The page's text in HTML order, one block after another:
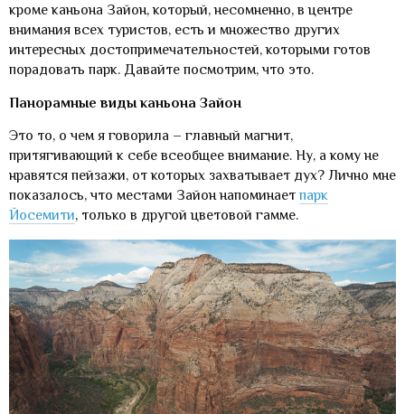
кроме каньона Зайон, который, несомненно, в центре
внимания всех туристов, есть и множество других
интересных достопримечательностей, которыми готов
порадовать парк. Давайте посмотрим, что это.
Панорамные виды каньона Зайон
Это то, о чем я говорила – главный магнит,
притягивающий к себе всеобщее внимание. Ну, а кому не
нравятся пейзажи, от которых захватывает дух? Лично мне
показалось, что местами Зайон напоминаетпарк
Йосемити, только в другой цветовой гамме.